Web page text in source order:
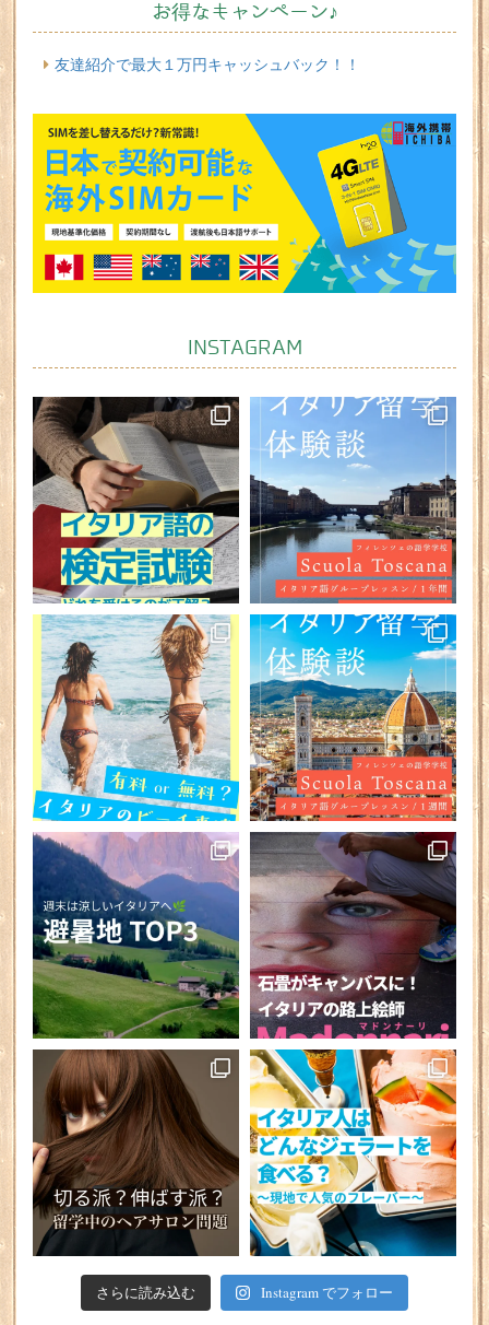
お得なキャンペーン♪
友達紹介で最大１万円キャッシュバック！！
INSTAGRAM
さらに読み込む Instagram でフォロー